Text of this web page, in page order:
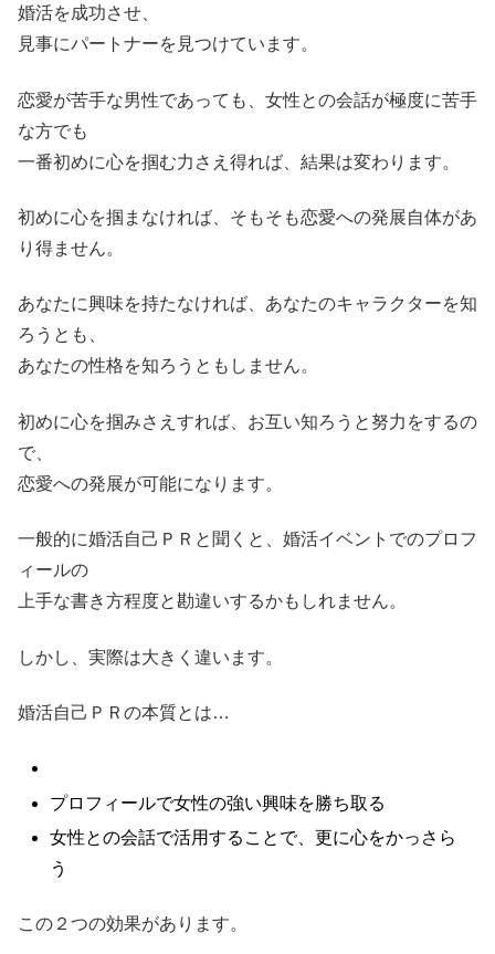
婚活を成功させ、
見事にパートナーを見つけています。
恋愛が苦手な男性であっても、女性との会話が極度に苦手
な方でも
一番初めに心を掴む力さえ得れば、結果は変わります。
初めに心を掴まなければ、そもそも恋愛への発展自体があ
り得ません。
あなたに興味を持たなければ、あなたのキャラクターを知
ろうとも、
あなたの性格を知ろうともしません。
初めに心を掴みさえすれば、お互い知ろうと努力をするの
で、
恋愛への発展が可能になります。
一般的に婚活自己ＰＲと聞くと、婚活イベントでのプロフ
ィールの
上手な書き方程度と勘違いするかもしれません。
しかし、実際は大きく違います。
婚活自己ＰＲの本質とは…
プロフィールで女性の強い興味を勝ち取る
女性との会話で活用することで、更に心をかっさら
う
この２つの効果があります。